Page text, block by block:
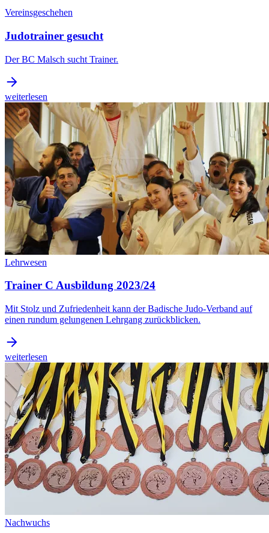
Vereinsgeschehen
Judotrainer gesucht
Der BC Malsch sucht Trainer.
weiterlesen
Lehrwesen
Trainer C Ausbildung 2023/24
Mit Stolz und Zufriedenheit kann der Badische Judo-Verband auf
einen rundum gelungenen Lehrgang zurückblicken.
weiterlesen
Nachwuchs